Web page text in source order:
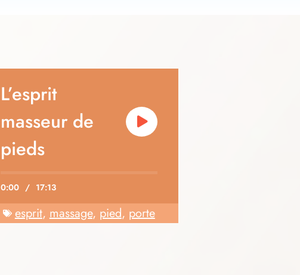
L’esprit
masseur de
pieds
0:00 / 17:13
esprit,massage, pied, porte